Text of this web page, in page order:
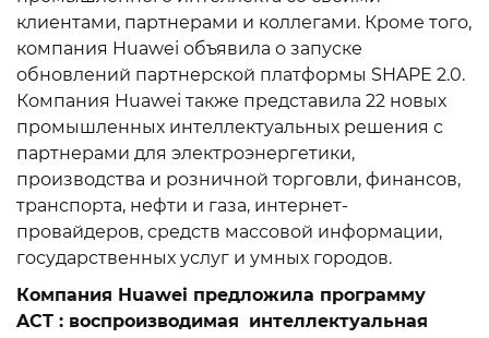
клиентами, партнерами и коллегами. Кроме того,
компания Huawei объявила о запуске
обновлений партнерской платформы SHAPE 2.0.
Компания Huawei также представила 22 новых
промышленных интеллектуальных решения с
партнерами для электроэнергетики,
производства и розничной торговли, финансов,
транспорта, нефти и газа, интернет-
провайдеров, средств массовой информации,
государственных услуг и умных городов.
Компания Huawei предложила программу
ACT : воспроизводимая интеллектуальная